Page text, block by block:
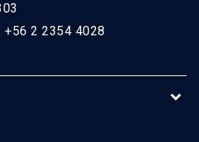
2 2354 4028